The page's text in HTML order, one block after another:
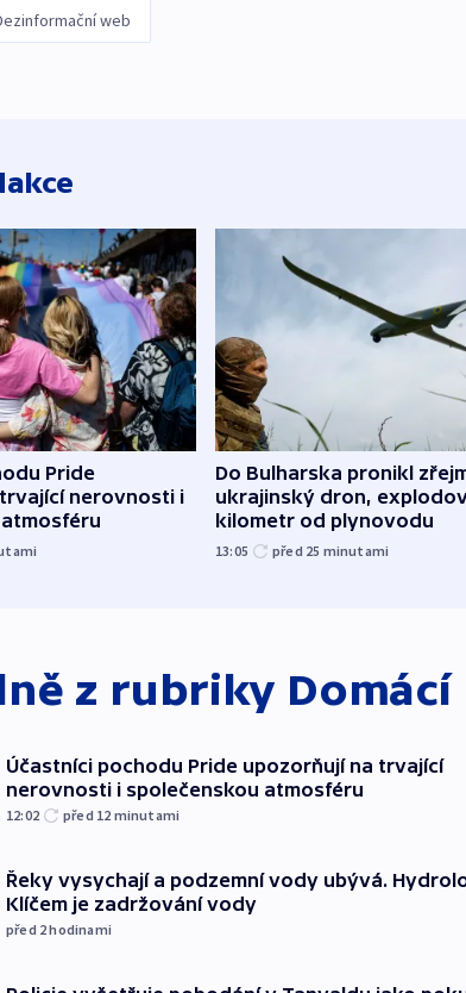
web
Pride
nerovnosti i
Do Bulharska pronikl
ukrajinský dron,
kilometr od plynovodu
13:05 před 25 minutami
z rubriky Domácí
Účastníci pochodu Pride upozorňují na trvající
nerovnosti i společenskou atmosféru
12:02 před 12 minutami
Řeky vysychají a podzemní vody ubývá.
Klíčem je zadržování vody
před 2hodinami